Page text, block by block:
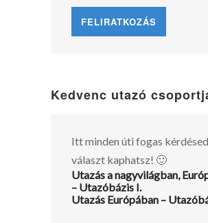
Kedvenc utazó
Itt minden úti fogas
választ kaphatsz! 🙂
Utazás a nagyvilágban,
– Utazóbázis I.
Utazás Európában –